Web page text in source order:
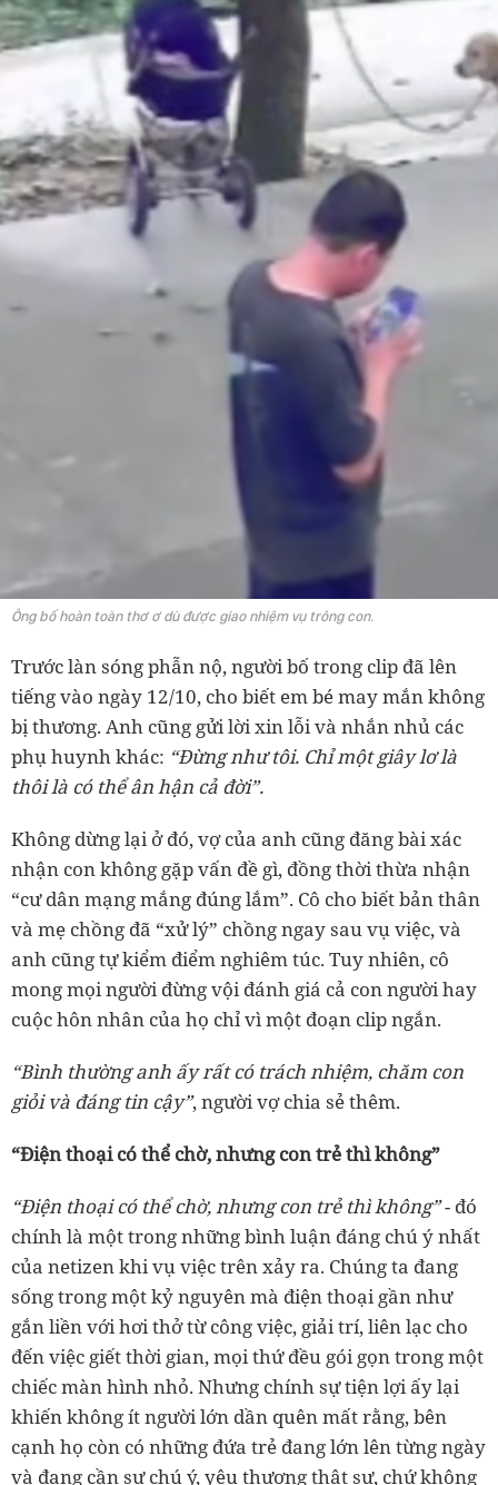
Ông bố hoàn toàn thơ ơ dù được giao nhiệm vụ trông con.
Trước làn sóng phẫn nộ, người bố trong clip đã lên
tiếng vào ngày 12/10, cho biết em bé may mắn không
bị thương. Anh cũng gửi lời xin lỗi và nhắn nhủ các
phụ huynh khác: “Đừng như tôi. Chỉ một giây lơ là
thôi là có thể ân hận cả đời”.
Không dừng lại ở đó, vợ của anh cũng đăng bài xác
nhận con không gặp vấn đề gì, đồng thời thừa nhận
“cư dân mạng mắng đúng lắm”. Cô cho biết bản thân
và mẹ chồng đã “xử lý” chồng ngay sau vụ việc, và
anh cũng tự kiểm điểm nghiêm túc. Tuy nhiên, cô
mong mọi người đừng vội đánh giá cả con người hay
cuộc hôn nhân của họ chỉ vì một đoạn clip ngắn.
“Bình thường anh ấy rất có trách nhiệm, chăm con
giỏi và đáng tin cậy”, người vợ chia sẻ thêm.
“Điện thoại có thể chờ, nhưng con trẻ thì không”
“Điện thoại có thể chờ, nhưng con trẻ thì không”- đó
chính là một trong những bình luận đáng chú ý nhất
của netizen khi vụ việc trên xảy ra. Chúng ta đang
sống trong một kỷ nguyên mà điện thoại gần như
gắn liền với hơi thở từ công việc, giải trí, liên lạc cho
đến việc giết thời gian, mọi thứ đều gói gọn trong một
chiếc màn hình nhỏ. Nhưng chính sự tiện lợi ấy lại
khiến không ít người lớn dần quên mất rằng, bên
cạnh họ còn có những đứa trẻ đang lớn lên từng ngày
và đang cần sự chú ý, yêu thương thật sự, chứ không